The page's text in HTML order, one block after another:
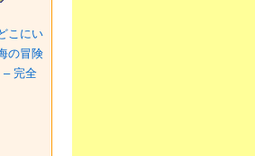
こにい
の冒険
– 完全